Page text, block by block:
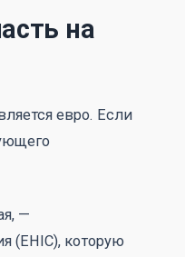
на
евро. Если
—
(EHIC), которую